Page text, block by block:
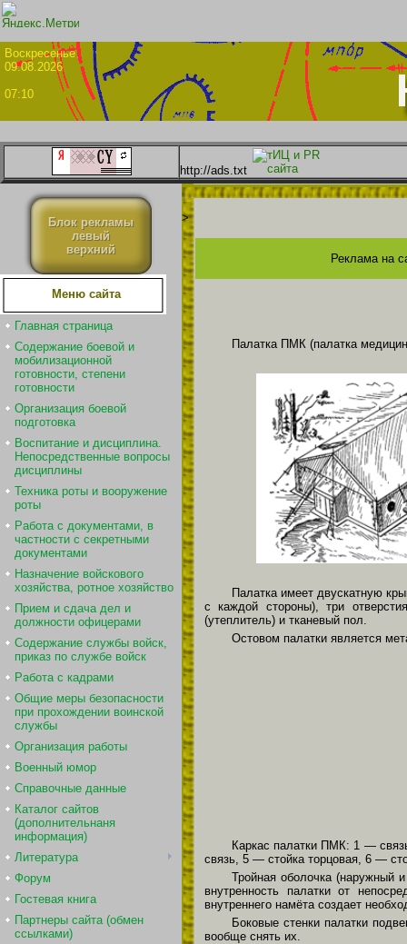
09.08.2026
07:10
http://ads.txt
Блок рекламы
левый
верхний
Меню сайта
Главная страница
Содержание боевой и
мобилизационной
готовности, степени
готовности
Организация боевой
подготовка
Воспитание и дисциплина.
Непосредственные вопросы
дисциплины
Техника роты и вооружение
роты
Работа с документами, в
частности с секретными
документами
Назначение войскового
хозяйства, ротное хозяйство
Прием и сдача дел и
должности офицерами
Содержание службы войск,
приказ по службе войск
Работа с кадрами
Общие меры безопасности
при прохождении воинской
службы
Организация работы
Военный юмор
Справочные данные
Каталог сайтов
(дополнительнаня
информация)
Литература
Форум
Гостевая книга
Партнеры сайта (обмен
ссылками)
>
Реклама на
Палатка ПМК (палатка
Палатка имеет двускатную
с каждой стороны), три
(утеплитель) и тканевый пол.
Остовом палатки является
Каркас палатки ПМК: 1 —
связь, 5 — стойка торцовая, 6 —
Тройная оболочка (наружный
внутренность палатки от
внутреннего намёта создает
Боковые стенки палатки
вообще снять их.